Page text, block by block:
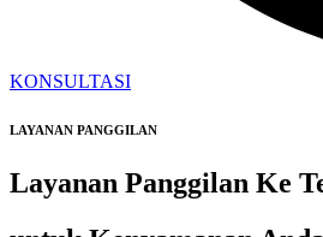
KONSULTASI
LAYANAN PANGGILAN
Layanan Panggilan Ke